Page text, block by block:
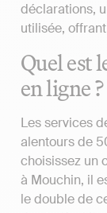
déclarations,
utilisée,
Quel est
en ligne ?
Les services
alentours de
choisissez un
à Mouchin, il
le double de